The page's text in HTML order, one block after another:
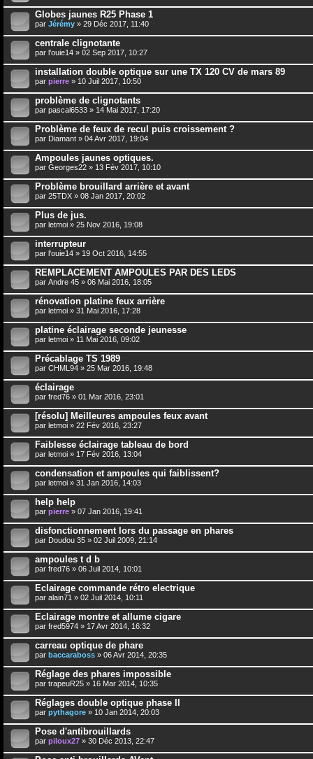
Globes jaunes R25 Phase 1
par Jérémy » 29 Déc 2017, 11:40
centrale clignotante
par l'ouie14 » 02 Sep 2017, 10:27
installation double optique sur une TX 120 CV de mars 89
par pierre » 10 Juil 2017, 10:50
problème de clignotants
par pascal6533 » 14 Mai 2017, 17:20
Problème de feux de recul puis croissement ?
par Diamant » 04 Avr 2017, 19:04
Ampoules jaunes optiques.
par Georges22 » 13 Fév 2017, 10:10
Problème brouillard arrière et avant
par 25TDX » 08 Jan 2017, 20:02
Plus de jus.
par letmoi » 25 Nov 2016, 19:08
interrupteur
par l'ouie14 » 19 Oct 2016, 14:55
REMPLACEMENT AMPOULES PAR DES LEDS
par Andre 45 » 06 Mai 2016, 18:05
rénovation platine feux arrière
par letmoi » 31 Mai 2016, 17:28
platine éclairage seconde jeunesse
par letmoi » 11 Mai 2016, 09:02
Précablage TS 1989
par CHML94 » 25 Mar 2016, 19:48
éclairage
par fred76 » 01 Mar 2016, 23:01
[résolu] Meilleures ampoules feux avant
par letmoi » 22 Fév 2016, 23:27
Faiblesse éclairage tableau de bord
par letmoi » 17 Fév 2016, 13:04
condensation et ampoules qui faiblissent?
par letmoi » 31 Jan 2016, 14:03
help help
par pierre » 07 Jan 2016, 19:41
disfonctionnement lors du passage en phares
par Doudou 35 » 02 Juil 2009, 21:14
ampoules t d b
par fred76 » 06 Juil 2014, 10:01
Eclairage commande rétro electrique
par alain71 » 02 Juil 2014, 10:11
Eclairage montre et allume cigare
par fred5974 » 17 Avr 2014, 16:32
carreau optique de phare
par baccaraboss » 06 Avr 2014, 20:35
Réglage des phares impossible
par trapeuR25 » 16 Mar 2014, 10:35
Réglages double optique phase II
par pythagore » 10 Jan 2014, 20:03
Pose d'antibrouillards
par piloux27 » 30 Déc 2013, 22:47